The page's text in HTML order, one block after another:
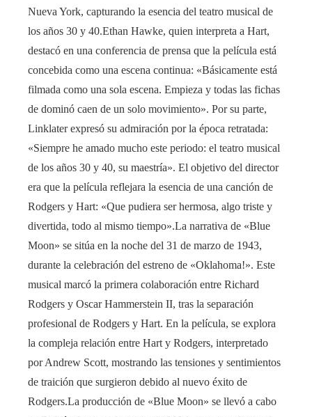
Nueva York, capturando la esencia del teatro musical de
los años 30 y 40.Ethan Hawke, quien interpreta a Hart,
destacó en una conferencia de prensa que la película está
concebida como una escena continua: «Básicamente está
filmada como una sola escena. Empieza y todas las fichas
de dominó caen de un solo movimiento». Por su parte,
Linklater expresó su admiración por la época retratada:
«Siempre he amado mucho este periodo: el teatro musical
de los años 30 y 40, su maestría». El objetivo del director
era que la película reflejara la esencia de una canción de
Rodgers y Hart: «Que pudiera ser hermosa, algo triste y
divertida, todo al mismo tiempo».La narrativa de «Blue
Moon» se sitúa en la noche del 31 de marzo de 1943,
durante la celebración del estreno de «Oklahoma!». Este
musical marcó la primera colaboración entre Richard
Rodgers y Oscar Hammerstein II, tras la separación
profesional de Rodgers y Hart. En la película, se explora
la compleja relación entre Hart y Rodgers, interpretado
por Andrew Scott, mostrando las tensiones y sentimientos
de traición que surgieron debido al nuevo éxito de
Rodgers.La producción de «Blue Moon» se llevó a cabo